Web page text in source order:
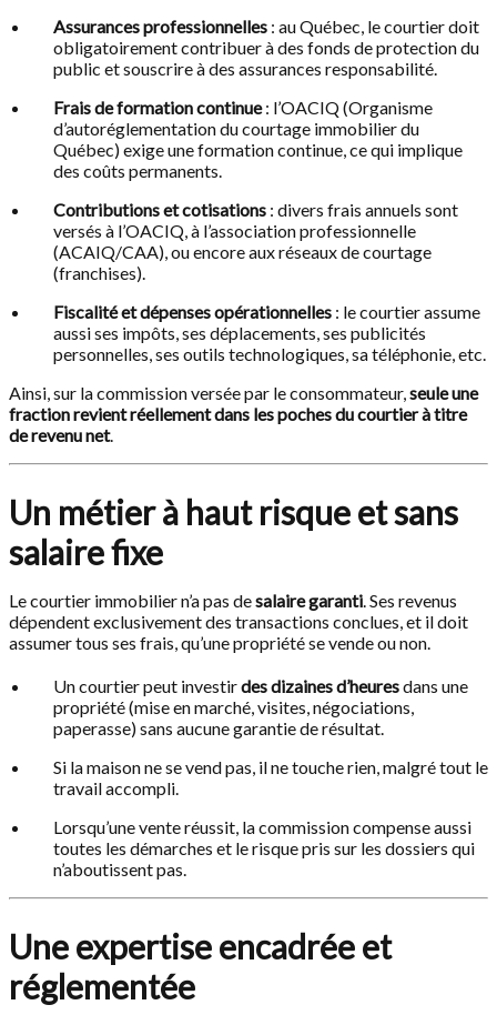
Assurances professionnelles : au Québec, le courtier doit
obligatoirement contribuer à des fonds de protection du
public et souscrire à des assurances responsabilité.
Frais de formation continue: l’OACIQ (Organisme
d’autoréglementation du courtage immobilier du
Québec) exige une formation continue, ce qui implique
des coûts permanents.
Contributions et cotisations : divers frais annuels sont
versés à l’OACIQ, à l’association professionnelle
(ACAIQ/CAA), ou encore aux réseaux de courtage
(franchises).
Fiscalité et dépenses opérationnelles : le courtier assume
aussi ses impôts, ses déplacements, ses publicités
personnelles, ses outils technologiques, sa téléphonie, etc.
Ainsi, sur la commission versée par le consommateur,seule une
fraction revient réellement dans les poches du courtier à titre
de revenu net.
Un métier à haut risque et sans
salaire fixe
Le courtier immobilier n’a pas desalaire garanti. Ses revenus
dépendent exclusivement des transactions conclues, et il doit
assumer tous ses frais, qu’une propriété se vende ou non.
Un courtier peut investirdes dizaines d’heuresdans une
propriété (mise en marché, visites, négociations,
paperasse) sans aucune garantie de résultat.
Si la maison ne se vend pas, il ne touche rien, malgré tout le
travail accompli.
Lorsqu’une vente réussit, la commission compense aussi
toutes les démarches et le risque pris sur les dossiers qui
n’aboutissent pas.
Une expertise encadrée et
réglementée